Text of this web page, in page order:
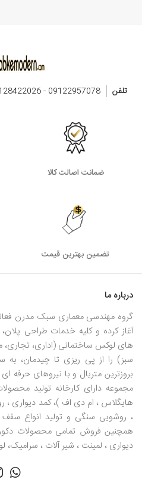
تلفن 09122957078 - 02128422026
ضمانت اصالت کالا
تضمین بهترین قیمت
درباره ما
آغاز کرده و کلیه خدمات طراحی
های لوکس ساختمانی (اداری،
سبز) را از پی ریزی تا چیدمان،
بروزترین متریال و با نیروهای حرفه
مجموعه دارای کارخانه تولید
هایگلاس ، ام دی اف )، کمد دیواری ،
، روشویی سنگی و تولید انواع سقف
همچنین فروش تمامی محصولات
دیواری ، لمینت ، شیر آلات ، سرامیک،